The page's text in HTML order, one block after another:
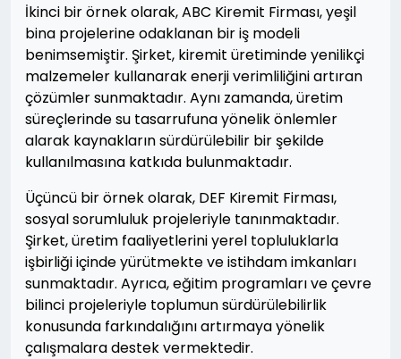
İkinci bir örnek olarak, ABC Kiremit Firması, yeşil
bina projelerine odaklanan bir iş modeli
benimsemiştir. Şirket, kiremit üretiminde yenilikçi
malzemeler kullanarak enerji verimliliğini artıran
çözümler sunmaktadır. Aynı zamanda, üretim
süreçlerinde su tasarrufuna yönelik önlemler
alarak kaynakların sürdürülebilir bir şekilde
kullanılmasına katkıda bulunmaktadır.
Üçüncü bir örnek olarak, DEF Kiremit Firması,
sosyal sorumluluk projeleriyle tanınmaktadır.
Şirket, üretim faaliyetlerini yerel topluluklarla
işbirliği içinde yürütmekte ve istihdam imkanları
sunmaktadır. Ayrıca, eğitim programları ve çevre
bilinci projeleriyle toplumun sürdürülebilirlik
konusunda farkındalığını artırmaya yönelik
çalışmalara destek vermektedir.